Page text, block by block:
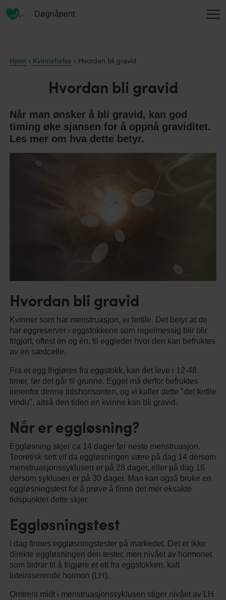
Døgnåpent
INFORMASJON
KONTAKT
Hjem › Kvinnehelse › Hvordan bli gravid
Hvordan bli gravid
Når man ønsker å bli gravid, kan god
timing øke sjansen for å oppnå graviditet.
Les mer om hva dette betyr.
Hvordan bli gravid
Kvinner som har menstruasjon, er fertile. Det betyr at de
har eggreserver i eggstokkene som regelmessig blir blir
frigjort, oftest èn og èn, til eggleder hvor den kan befruktes
av en sædcelle.
Fra et egg frigjøres fra eggstokk, kan det leve i 12-48
timer, før det går til grunne. Egget må derfor befruktes
innenfor denne tidshorisonten, og vi kaller dette "det fertile
vindu", altså den tiden en kvinne kan bli gravid.
Når er eggløsning?
Eggløsning skjer ca 14 dager før neste menstruasjon.
Teoretisk sett vil da eggløsningen være på dag 14 dersom
menstruasjonssyklusen er på 28 dager, eller på dag 16
dersom syklusen er på 30 dager. Man kan også bruke en
eggløsningstest for å prøve å finne det mer eksakte
tidspunktet dette skjer.
Eggløsningstest
I dag finnes eggløsningstester på markedet. Det er ikke
direkte eggløsningen den tester, men nivået av hormonet
som bidrar til å frigjøre et ett fra eggstokken, kalt
luteiniserende hormon (LH).
Omtrent midt i menstruasjonssyklusen stiger nivået av LH